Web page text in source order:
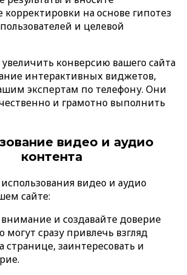
на основе гипотез
и целевой
конверсию вашего сайта
интерактивных виджетов,
экспертам по телефону. Они
и грамотно выполнить
видео и аудио
контента
видео и аудио
сайте:
и создавайте доверие
могут сразу привлечь взгляд
странице, заинтересовать и